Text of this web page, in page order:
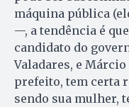
máquina pública
—, a tendência é
candidato do
Valadares, e
prefeito, tem certa
sendo sua mulher,